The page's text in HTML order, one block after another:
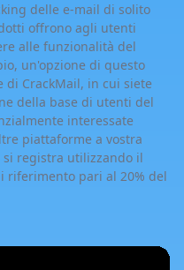
delle e-mail di solito
offrono agli utenti
alle funzionalità del
un'opzione di questo
CrackMail, in cui siete
della base di utenti del
interessate
piattaforme a vostra
si registra utilizzando il
riferimento pari al 20% del